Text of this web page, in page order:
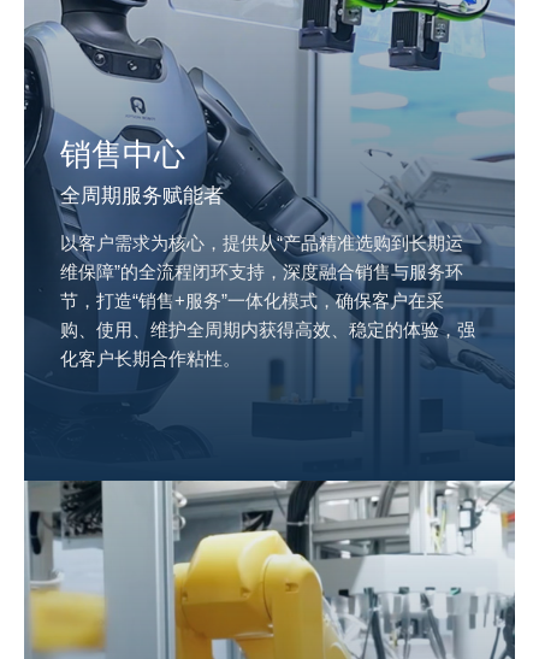
销售中心
全周期服务赋能者
以客户需求为核心，提供从“产品精准选购到长期运
维保障”的全流程闭环支持，深度融合销售与服务环
节，打造“销售+服务”一体化模式，确保客户在采
购、使用、维护全周期内获得高效、稳定的体验，强
化客户长期合作粘性。